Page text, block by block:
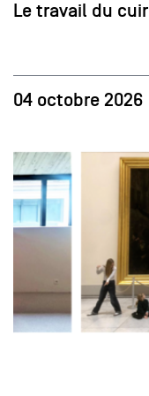
Le travail du cuir
04 octobre 2026